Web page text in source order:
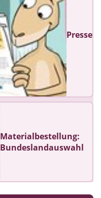
Presse
Materialbestellung:
Bundeslandauswahl